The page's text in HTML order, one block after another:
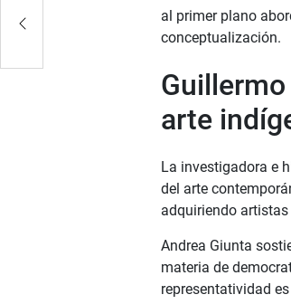
al primer plano
conceptualización.
arte
La investigadora e
del arte
adquiriendo
Andrea Giunta
materia de
representatividad